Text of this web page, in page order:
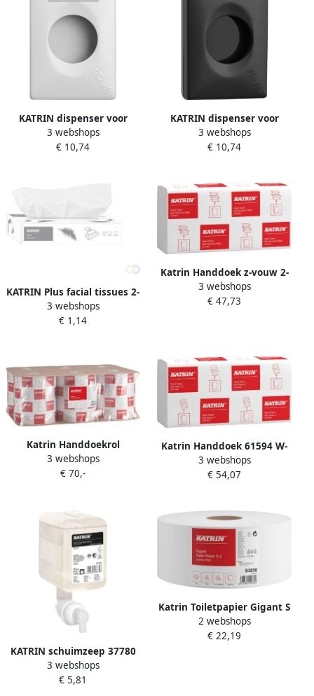
KATRIN dispenser voor
hygiënezakjes 91875 wit
3 webshops
€ 10,74
KATRIN dispenser voor
hygiënezakjes 92247 zwart
3 webshops
€ 10,74
KATRIN Plus facial tissues 2-
laags doos van 100 vellen
3 webshops
€ 1,14
Katrin Handdoek z-vouw 2-
laags 240x240mm 25x160
vel wit 61570
3 webshops
€ 47,73
Katrin Handdoekrol
systeemrol medium 2-laags
160m wit 460102
3 webshops
€ 70,-
Katrin Handdoek 61594 W-
vouw Classic 2laags 20
3x32cm 25x120st
3 webshops
€ 54,07
KATRIN schuimzeep 37780
Clean flacon van 500 ml
3 webshops
€ 5,81
Katrin Toiletpapier Gigant S
jumbo klein 2-laags 150m
wit 93656
2 webshops
€ 22,19